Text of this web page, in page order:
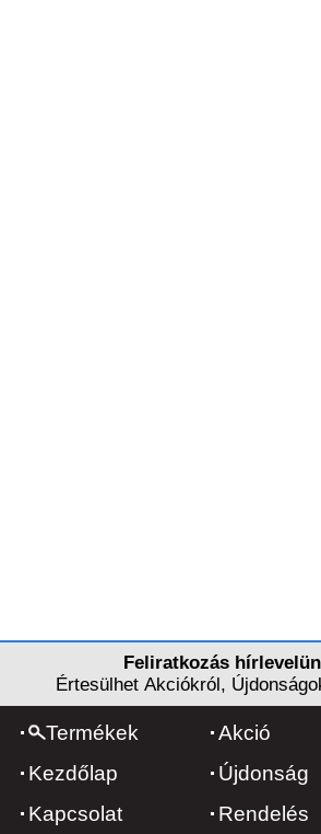
Feliratkozás
Értesülhet Akciókról,
Termékek
Kezdőlap
Kapcsolat
Akció
Újdonság
Rendelés